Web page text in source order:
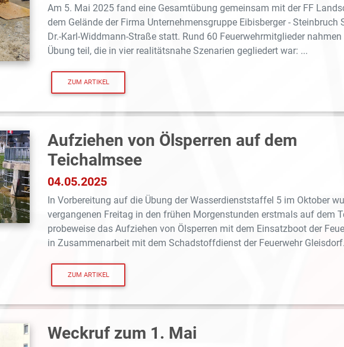
Am 5. Mai 2025 fand eine Gesamtübung gemeinsam mit der FF
dem Gelände der Firma Unternehmensgruppe Eibisberger - Steinbruch
Dr.-Karl-Widdmann-Straße statt. Rund 60 Feuerwehrmitglieder nahmen
Übung teil, die in vier realitätsnahe Szenarien gegliedert war: ...
ZUM ARTIKEL
Aufziehen von Ölsperren auf dem
Teichalmsee
04.05.2025
In Vorbereitung auf die Übung der Wasserdienststaffel 5 im Oktober
vergangenen Freitag in den frühen Morgenstunden erstmals auf dem
probeweise das Aufziehen von Ölsperren mit dem Einsatzboot der
in Zusammenarbeit mit dem Schadstoffdienst der Feuerwehr
ZUM ARTIKEL
Weckruf zum 1. Mai